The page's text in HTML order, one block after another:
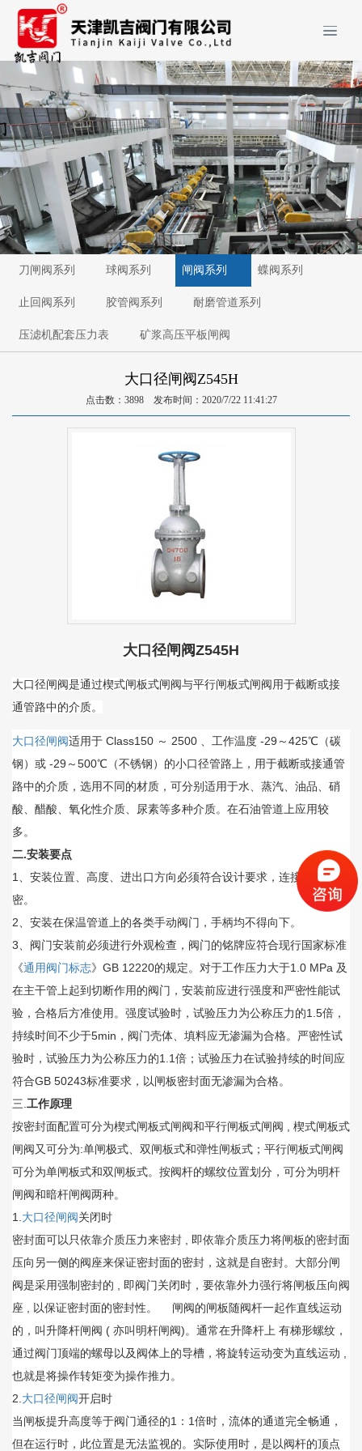
刀闸阀系列 球阀系列 闸阀系列 蝶阀系列
止回阀系列 胶管阀系列 耐磨管道系列
压滤机配套压力表 矿浆高压平板闸阀
大口径闸阀Z545H
点击数：3898 发布时间：2020/7/22 11:41:27
大口径闸阀Z545H
大口径闸阀是通过楔式闸板式闸阀与平行闸板式闸阀用于截断或接
通管路中的介质。
大口径闸阀适用于 Class150 ～ 2500 、工作温度 -29～425℃（碳
钢）或 -29～500℃（不锈钢）的小口径管路上，用于截断或接通管
路中的介质，选用不同的材质，可分别适用于水、蒸汽、油品、硝
酸、醋酸、氧化性介质、尿素等多种介质。在石油管道上应用较
多。
二.安装要点
1、安装位置、高度、进出口方向必须符合设计要求，连接应牢固紧
密。
2、安装在保温管道上的各类手动阀门，手柄均不得向下。
3、阀门安装前必须进行外观检查，阀门的铭牌应符合现行国家标准
《通用阀门标志》GB 12220的规定。对于工作压力大于1.0 MPa 及
在主干管上起到切断作用的阀门，安装前应进行强度和严密性能试
验，合格后方准使用。强度试验时，试验压力为公称压力的1.5倍，
持续时间不少于5min，阀门壳体、填料应无渗漏为合格。严密性试
验时，试验压力为公称压力的1.1倍；试验压力在试验持续的时间应
符合GB 50243标准要求，以闸板密封面无渗漏为合格。
三.工作原理
按密封面配置可分为楔式闸板式闸阀和平行闸板式闸阀 , 楔式闸板式
闸阀又可分为:单闸极式、双闸板式和弹性闸板式；平行闸板式闸阀
可分为单闸板式和双闸板式。按阀杆的螺纹位置划分，可分为明杆
闸阀和暗杆闸阀两种。
1.大口径闸阀关闭时
密封面可以只依靠介质压力来密封 , 即依靠介质压力将闸板的密封面
压向另一侧的阀座来保证密封面的密封，这就是自密封。大部分闸
阀是采用强制密封的 , 即阀门关闭时，要依靠外力强行将闸板压向阀
座 , 以保证密封面的密封性。 闸阀的闸板随阀杆一起作直线运动
的，叫升降杆闸阀 ( 亦叫明杆闸阀)。通常在升降杆上 有梯形螺纹，
通过阀门顶端的螺母以及阀体上的导槽，将旋转运动变为直线运动 ,
也就是将操作转矩变为操作推力。
2.大口径闸阀开启时
当闸板提升高度等于阀门通径的1：1倍时，流体的通道完全畅通，
但在运行时，此位置是无法监视的。实际使用时，是以阀杆的顶点